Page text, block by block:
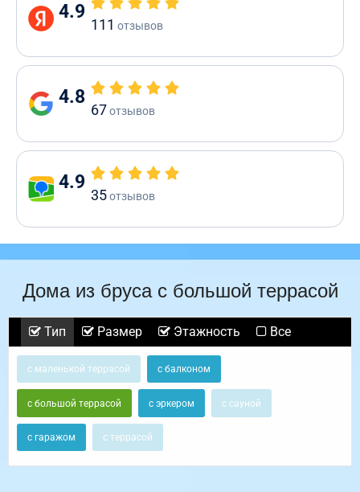
4.9
111 отзывов
4.8
67отзывов
4.9
35отзывов
Дома из бруса с большой террасой
Тип Размер Этажность Все
с маленькой террасой с балконом
с большой террасой с эркером с сауной
с гаражом с террасой